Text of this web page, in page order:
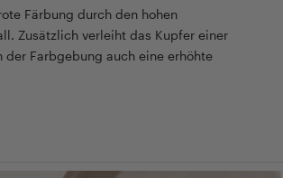
Färbung durch den hohen
Zusätzlich verleiht das Kupfer einer
der Farbgebung auch eine erhöhte